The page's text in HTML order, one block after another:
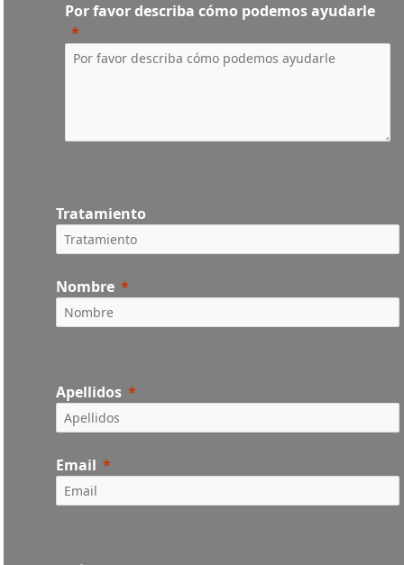
Por favor describa cómo podemos ayudarle
Tratamiento
Nombre
Apellidos
Email